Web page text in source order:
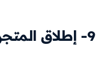
9- إطلاق المتجر والتسويق له